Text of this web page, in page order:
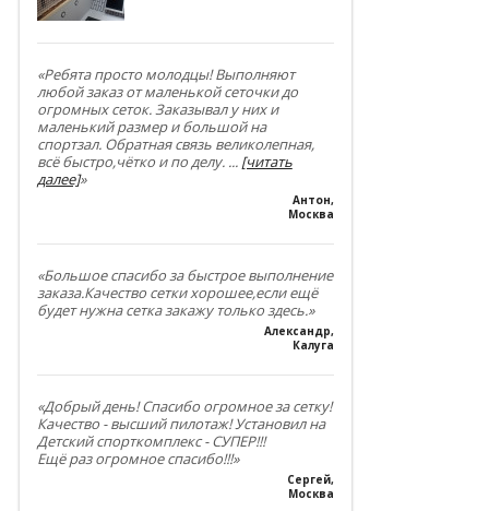
«Ребята просто молодцы! Выполняют
любой заказ от маленькой сеточки до
огромных сеток. Заказывал у них и
маленький размер и большой на
спортзал. Обратная связь великолепная,
всё быстро,чётко и по делу. ... [читать
далее]»
Антон,
Москва
«Большое спасибо за быстрое выполнение
заказа.Качество сетки хорошее,если ещё
будет нужна сетка закажу только здесь.»
Александр,
Калуга
«Добрый день! Спасибо огромное за сетку!
Качество - высший пилотаж! Установил на
Детский спорткомплекс - СУПЕР!!!
Ещё раз огромное спасибо!!!»
Сергей,
Москва